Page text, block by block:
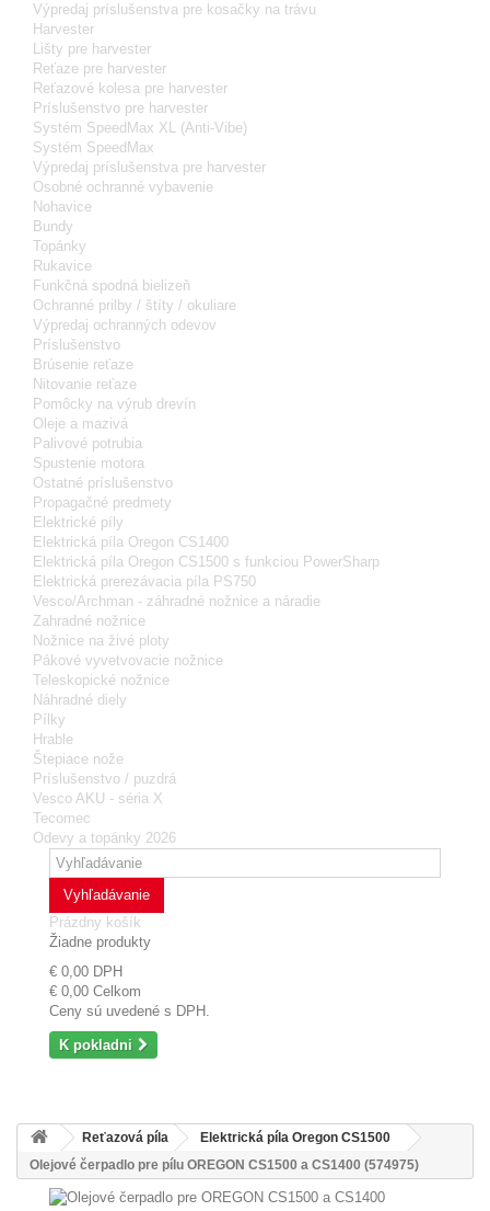
Výpredaj príslušenstva pre kosačky na trávu
Harvester
Lišty pre harvester
Reťaze pre harvester
Reťazové kolesa pre harvester
Príslušenstvo pre harvester
Systém SpeedMax XL (Anti-Vibe)
Systém SpeedMax
Výpredaj príslušenstva pre harvester
Osobné ochranné vybavenie
Nohavice
Bundy
Topánky
Rukavice
Funkčná spodná bielizeň
Ochranné prilby / štíty / okuliare
Výpredaj ochranných odevov
Príslušenstvo
Brúsenie reťaze
Nitovanie reťaze
Pomôcky na výrub drevín
Oleje a mazivá
Palivové potrubia
Spustenie motora
Ostatné príslušenstvo
Propagačné predmety
Elektrické píly
Elektrická píla Oregon CS1400
Elektrická píla Oregon CS1500 s funkciou PowerSharp
Elektrická prerezávacia píla PS750
Vesco/Archman - záhradné nožnice a náradie
Zahradné nožnice
Nožnice na živé ploty
Pákové vyvetvovacie nožnice
Teleskopické nožnice
Náhradné diely
Pílky
Hrable
Štepiace nože
Príslušenstvo / puzdrá
Vesco AKU - séria X
Tecomec
Odevy a topánky 2026
Vyhľadávanie
Prázdny košík
Žiadne produkty
€ 0,00 DPH
€ 0,00 Celkom
Ceny sú uvedené s DPH.
K pokladni
Reťazová píla
Elektrická píla Oregon CS1500
Olejové čerpadlo pre pílu OREGON CS1500 a CS1400 (574975)